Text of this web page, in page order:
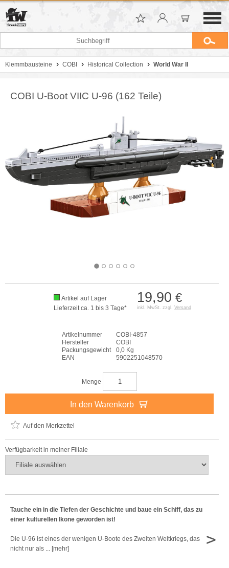
Klemmbausteine COBI Historical Collection World War II
COBI U-Boot VIIC U-96 (162 Teile)
19,90 €
inkl. MwSt. zzgl. Versand
Artikel auf Lager
Lieferzeit ca. 1 bis 3 Tage*
Artikelnummer
COBI-4857
Hersteller
COBI
Packungsgewicht
0,0 Kg
EAN
5902251048570
Menge
In den Warenkorb
Auf den Merkzettel
Verfügbarkeit in meiner Filiale
Tauche ein in die Tiefen der Geschichte und baue ein Schiff, das zu
einer kulturellen Ikone geworden ist!
Die U-96 ist eines der wenigen U-Boote des Zweiten Weltkriegs, das
nicht nur als ... [mehr]
>